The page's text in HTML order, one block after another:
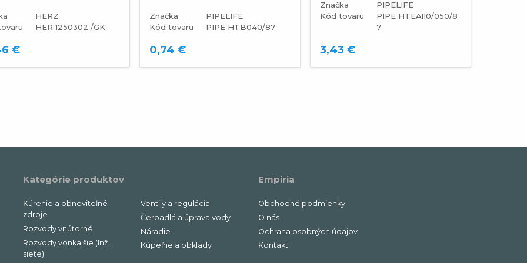
HERZ
HER 1250302 /GK
€
Značka
PIPELIFE
Kód tovaru
PIPE HTB040/87
0,74 €
Značka
PIPELIFE
Kód tovaru
PIPE HTEA110/050/8
7
3,43 €
Kategórie produktov
Kúrenie a obnoviteľné
zdroje
Rozvody vnútorné
Rozvody vonkajšie (Inž.
siete)
Ventily a regulácia
Čerpadlá a úprava vody
Náradie
Kúpeľne a obklady
Empiria
Obchodné podmienky
O nás
Ochrana osobných údajov
Kontakt